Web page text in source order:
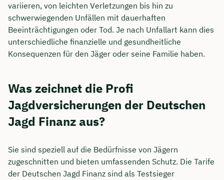
variieren, von leichten Verletzungen bis hin zu
schwerwiegenden Unfällen mit dauerhaften
Beeinträchtigungen oder Tod. Je nach Unfallart kann dies
unterschiedliche finanzielle und gesundheitliche
Konsequenzen für den Jäger oder seine Familie haben.
Was zeichnet die Profi
Jagdversicherungen der Deutschen
Jagd Finanz aus?
Sie sind speziell auf die Bedürfnisse von Jägern
zugeschnitten und bieten umfassenden Schutz. Die Tarife
der Deutschen Jagd Finanz sind als Testsieger